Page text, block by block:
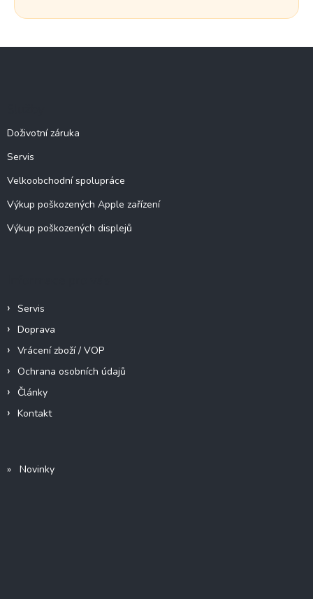
Doživotní záruka
Servis
Velkoobchodní spolupráce
Výkup poškozených Apple zařízení
Výkup poškozených displejů
Servis
Doprava
Vrácení zboží / VOP
Ochrana osobních údajů
Články
Kontakt
» Novinky